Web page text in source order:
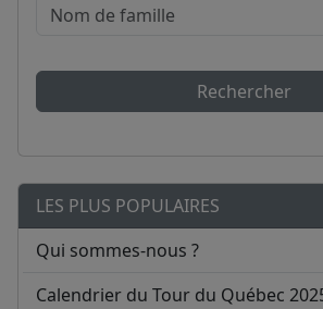
Rechercher
LES PLUS POPULAIRES
Qui sommes-nous ?
Calendrier du Tour du Québec